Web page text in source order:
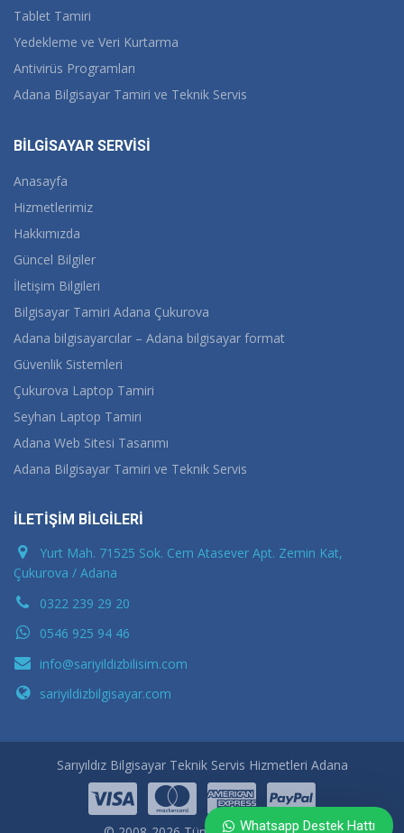
Tablet Tamiri
Yedekleme ve Veri Kurtarma
Antivirüs Programları
Adana Bilgisayar Tamiri ve Teknik Servis
BİLGİSAYAR SERVİSİ
Anasayfa
Hizmetlerimiz
Hakkımızda
Güncel Bilgiler
İletişim Bilgileri
Bilgisayar Tamiri Adana Çukurova
Adana bilgisayarcılar – Adana bilgisayar format
Güvenlik Sistemleri
Çukurova Laptop Tamiri
Seyhan Laptop Tamiri
Adana Web Sitesi Tasarımı
Adana Bilgisayar Tamiri ve Teknik Servis
İLETİŞİM BİLGİLERİ
Yurt Mah. 71525 Sok. Cem Atasever Apt. Zemin Kat,
Çukurova / Adana
0322 239 29 20
0546 925 94 46
info@sariyildizbilisim.com
sariyildizbilgisayar.com
Sarıyıldız Bilgisayar Teknik Servis Hizmetleri Adana
Whatsapp Destek Hattı